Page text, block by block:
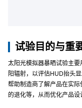
试验目的与重
太阳光模拟器暴晒试验主
阳辐射，以评估HUD抬头
帮助制造商了解产品在实
的退化等，从而优化产品设